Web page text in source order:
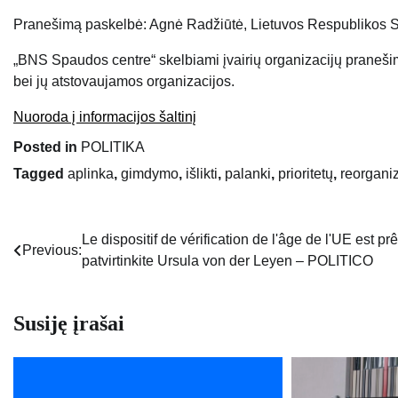
Pranešimą paskelbė: Agnė Radžiūtė, Lietuvos Respublikos
„BNS Spaudos centre“ skelbiami įvairių organizacijų
bei jų atstovaujamos organizacijos.
Nuoroda į informacijos šaltinį
Posted in POLITIKA
Tagged aplinka, gimdymo, išlikti, palanki, prioritetų,
Navigacija
Previous:
Le dispositif de vérification de l'âge de l'UE est
patvirtinkite Ursula von der Leyen – POLITICO
Susiję įrašai